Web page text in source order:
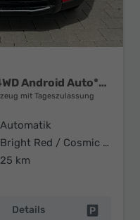
GL+ Comfort 1.4 MHEV AT 4WD Android Auto*Navi*SHZ*ACC*Kamera*Klimauto*LED*PrivacyGlas
mit Tageszulassung
Automatik
Bright Red / Cosmic Black Pearl Metallic
25 km
Details